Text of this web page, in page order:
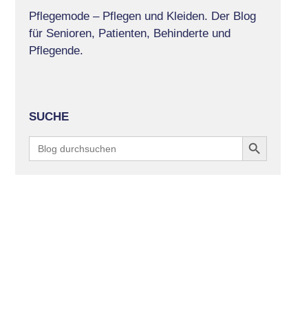
Pflegemode – Pflegen und Kleiden. Der Blog
für Senioren, Patienten, Behinderte und
Pflegende.
SUCHE
Search
for:
Search Button